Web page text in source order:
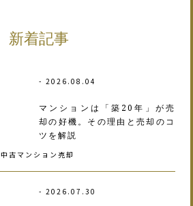
新着記事
2026.08.04
マンションは「築20年」が売
却の好機。その理由と売却のコ
ツを解説
中古マンション売却
2026.07.30